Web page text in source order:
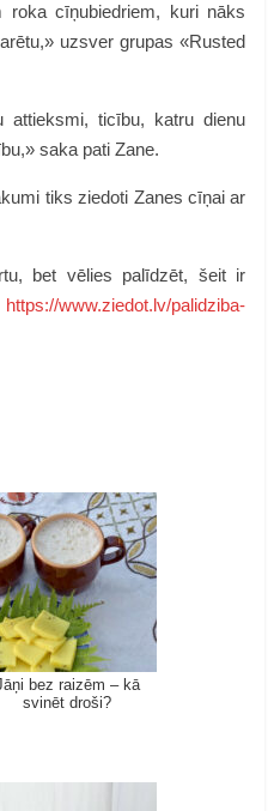
roka cīņubiedriem, kuri nāks
uzsver grupas «Rusted
attieksmi, ticību, katru dienu
saka pati Zane.
tiks ziedoti Zanes cīņai ar
bet vēlies palīdzēt, šeit ir
https://www.ziedot.lv/palidziba-
bez raizēm – kā
svinēt droši?